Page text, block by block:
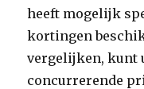
heeft mogelijk
kortingen
vergelijken, kunt
concurrerende